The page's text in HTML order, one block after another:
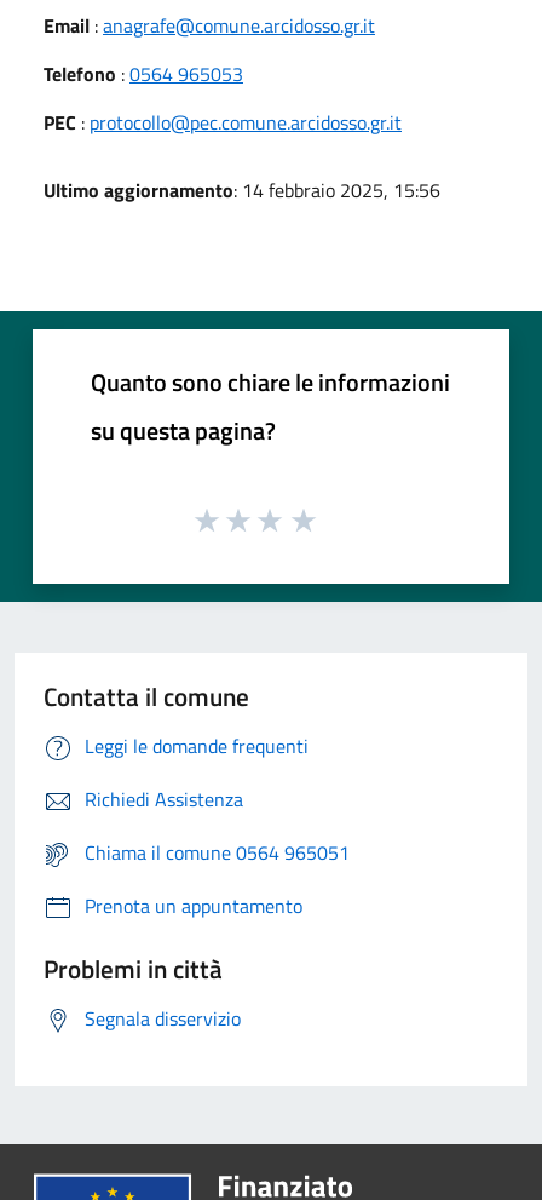
Email :anagrafe@comune.arcidosso.gr.it
Telefono :0564 965053
PEC : protocollo@pec.comune.arcidosso.gr.it
Ultimo aggiornamento: 14 febbraio 2025, 15:56
Quanto sono chiare le informazioni
su questa pagina?
Contatta il comune
Leggi le domande frequenti
Richiedi Assistenza
Chiama il comune 0564 965051
Prenota un appuntamento
Problemi in città
Segnala disservizio